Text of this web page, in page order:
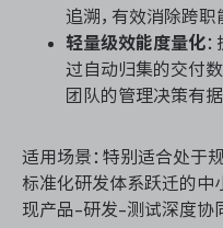
追溯，有效消除跨职
轻量级效能度量化
过自动归集的交付
团队的管理决策有据
适用场景：特别适合处于
标准化研发体系跃迁的中
现产品-研发-测试深度协